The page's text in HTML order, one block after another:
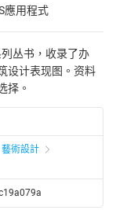
應用程式
丛书，收录了办
设计表现图。资料
择。
藝術設計